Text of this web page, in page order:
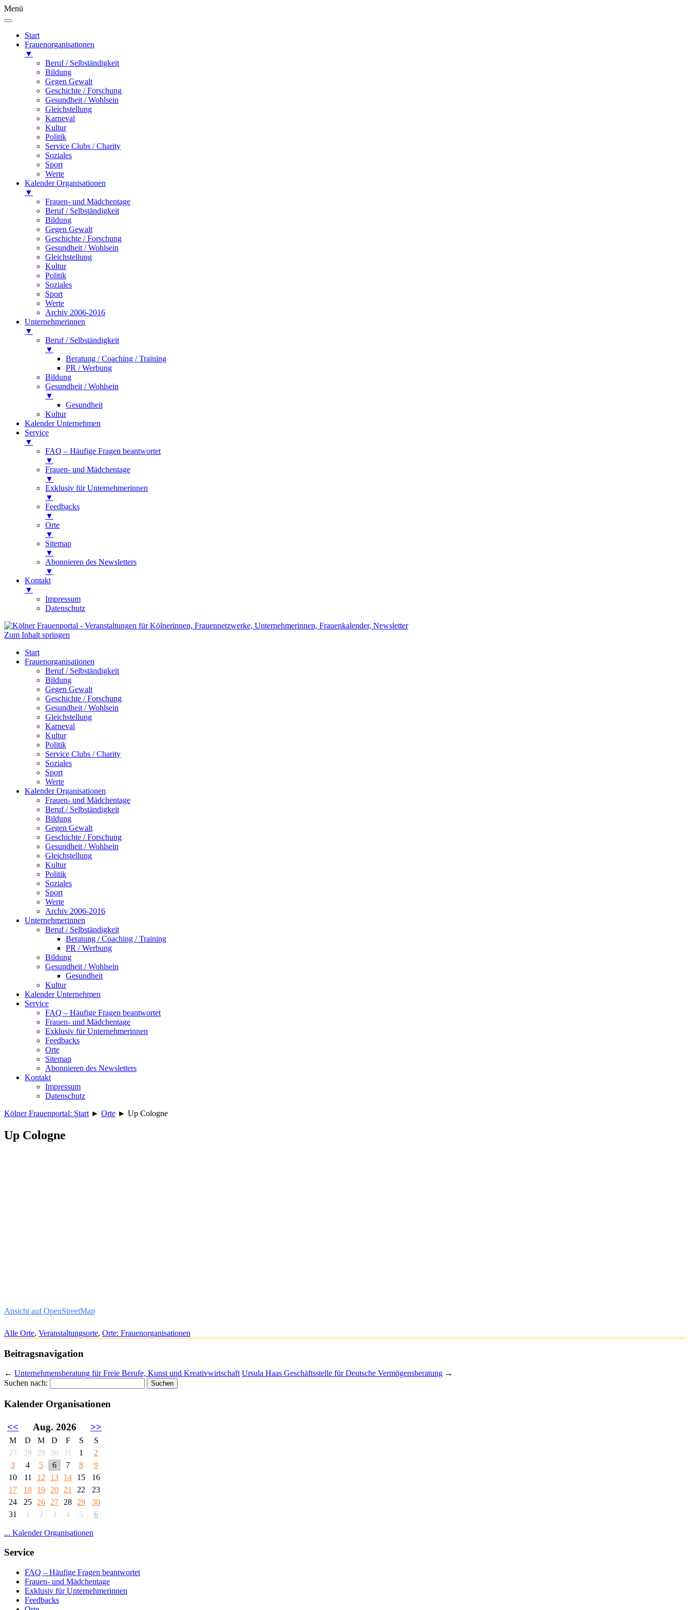
Menü
Start
Frauenorganisationen
▼
Beruf / Selbständigkeit
Bildung
Gegen Gewalt
Geschichte / Forschung
Gesundheit / Wohlsein
Gleichstellung
Karneval
Kultur
Politik
Service Clubs / Charity
Soziales
Sport
Werte
Kalender Organisationen
▼
Frauen- und Mädchentage
Beruf / Selbständigkeit
Bildung
Gegen Gewalt
Geschichte / Forschung
Gesundheit / Wohlsein
Gleichstellung
Kultur
Politik
Soziales
Sport
Werte
Archiv 2006-2016
Unternehmerinnen
▼
Beruf / Selbständigkeit
▼
Beratung / Coaching / Training
PR / Werbung
Bildung
Gesundheit / Wohlsein
▼
Gesundheit
Kultur
Kalender Unternehmen
Service
▼
FAQ – Häufige Fragen beantwortet
▼
Frauen- und Mädchentage
▼
Exklusiv für Unternehmerinnen
▼
Feedbacks
▼
Orte
▼
Sitemap
▼
Abonnieren des Newsletters
▼
Kontakt
▼
Impressum
Datenschutz
Kölner Frauenportal
Veranstaltungen für Kölnerinnen, Frauennetzwerke, Unternehmerinnen, Frauenkalender, Newsletter
Zum Inhalt springen
Start
Frauenorganisationen
Beruf / Selbständigkeit
Bildung
Gegen Gewalt
Geschichte / Forschung
Gesundheit / Wohlsein
Gleichstellung
Karneval
Kultur
Politik
Service Clubs / Charity
Soziales
Sport
Werte
Kalender Organisationen
Frauen- und Mädchentage
Beruf / Selbständigkeit
Bildung
Gegen Gewalt
Geschichte / Forschung
Gesundheit / Wohlsein
Gleichstellung
Kultur
Politik
Soziales
Sport
Werte
Archiv 2006-2016
Unternehmerinnen
Beruf / Selbständigkeit
Beratung / Coaching / Training
PR / Werbung
Bildung
Gesundheit / Wohlsein
Gesundheit
Kultur
Kalender Unternehmen
Service
FAQ – Häufige Fragen beantwortet
Frauen- und Mädchentage
Exklusiv für Unternehmerinnen
Feedbacks
Orte
Sitemap
Abonnieren des Newsletters
Kontakt
Impressum
Datenschutz
Kölner Frauenportal: Start ► Orte ► Up Cologne
Up Cologne
Ansicht auf OpenStreetMap
Alle Orte, Veranstaltungsorte, Orte: Frauenorganisationen
Beitragsnavigation
← Unternehmensberatung für Freie Berufe, Kunst und Kreativwirtschaft Ursula Haas Geschäftsstelle für Deutsche Vermögensberatung →
Suchen nach:
Kalender Organisationen
<< Aug. 2026 >>
M D M D F S
S
27
28 29 30 31 1
2
3
4 5 6 7 8
9
10
11 12 13 14 15
16
17
18 19 20 21 22
23
24
25 26 27 28 29
30
31
1 2 3 4 5 6
... Kalender Organisationen
Service
FAQ – Häufige Fragen beantwortet
Frauen- und Mädchentage
Exklusiv für Unternehmerinnen
Feedbacks